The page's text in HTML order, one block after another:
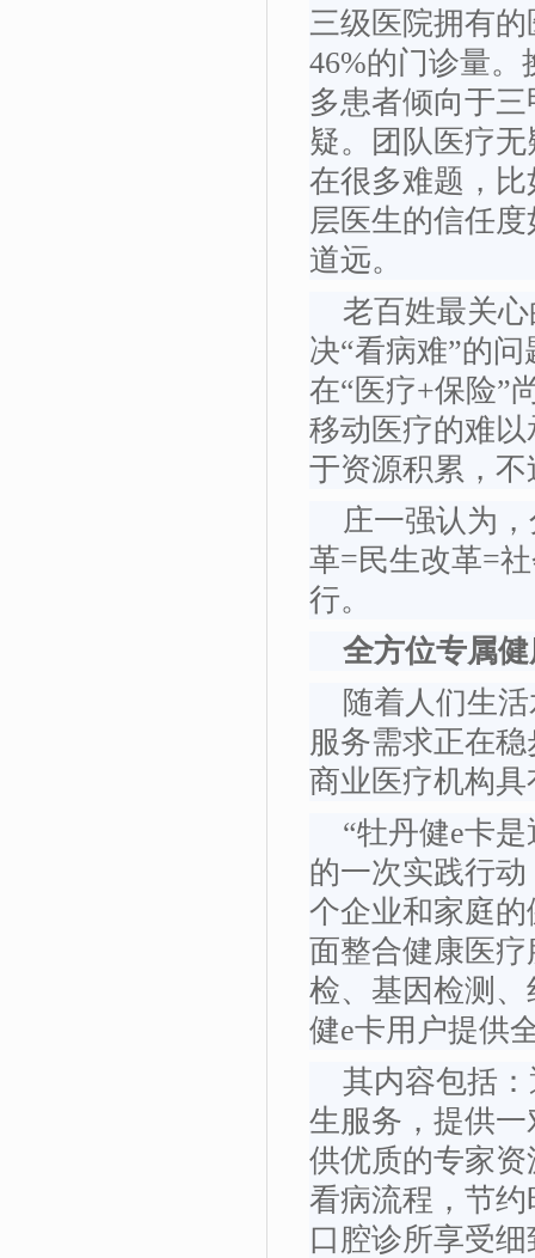
三级医院拥有
46%的门诊量
多患者倾向于
疑。团队医疗
在很多难题，
层医生的信任
道远。
老百姓最关心
决“看病难”的
在“医疗+保险”
移动医疗的难
于资源积累，
庄一强认为，
革=民生改革=
行。
全方位专属
随着人们生活
服务需求正在
商业医疗机构
“牡丹健e卡是
的一次实践行
个企业和家庭
面整合健康医
检、基因检测
健e卡用户提供
其内容包括：
生服务，提供
供优质的专家
看病流程，节
口腔诊所享受